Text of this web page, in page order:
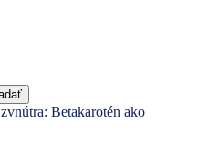
Betakarotén ako